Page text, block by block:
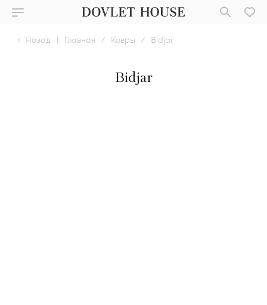
Назад | Главная / Ковры / Bidjar
Bidjar